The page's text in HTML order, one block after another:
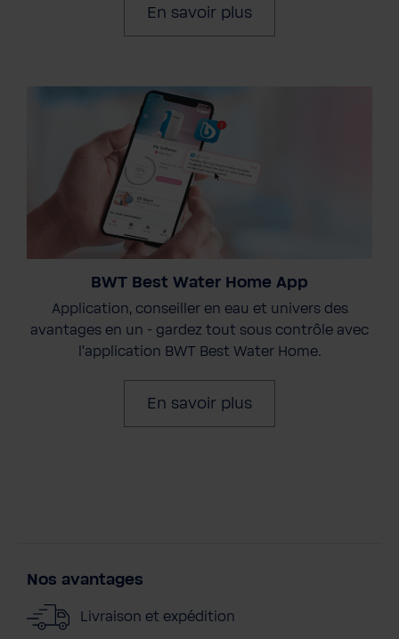
En savoir plus
BWT Best Water Home App
Application, conseiller en eau et univers des
avantages en un - gardez tout sous contrôle avec
l'application BWT Best Water Home.
En savoir plus
Nos avantages
Livraison et expédition